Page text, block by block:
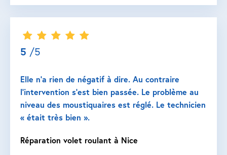
5 /5
Elle n’a rien de négatif à dire. Au contraire
l’intervention s’est bien passée. Le problème au
niveau des moustiquaires est réglé. Le technicien
« était très bien ».
Réparation volet roulant à Nice